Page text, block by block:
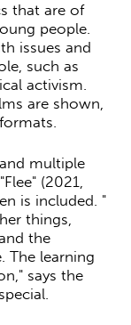
that are of
people.
issues and
such as
activism.
are shown,
multiple
(2021,
is included. "
things,
the
The learning
says the